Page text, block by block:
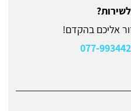
אליכם בהקדם!
077-